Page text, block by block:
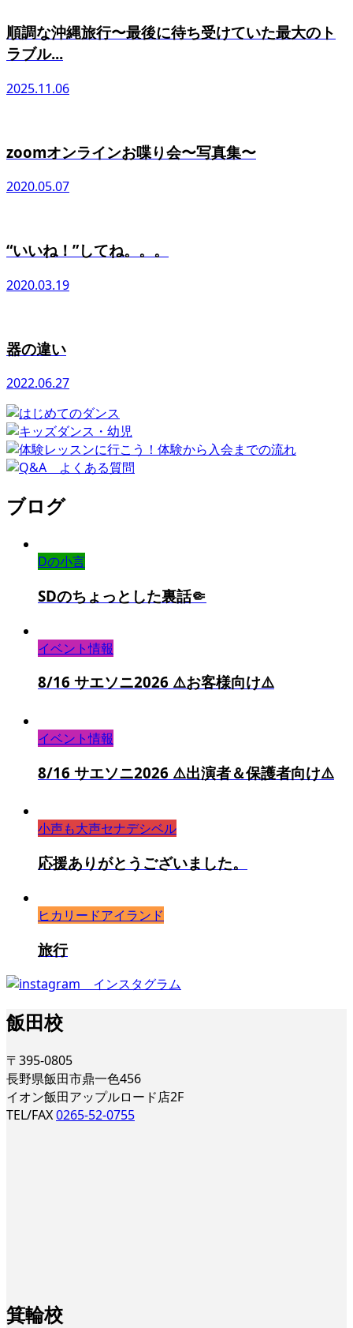
順調な沖縄旅行〜最後に待ち受けていた最大のト
ラブル...
2025.11.06
zoomオンラインお喋り会〜写真集〜
2020.05.07
“いいね！”してね。。。
2020.03.19
器の違い
2022.06.27
ブログ
Dの小言
SDのちょっとした裏話🤏
イベント情報
8/16 サエソニ2026 ⚠️お客様向け⚠️
イベント情報
8/16 サエソニ2026 ⚠️出演者＆保護者向け⚠️
小声も大声セナデシベル
応援ありがとうございました。
ヒカリードアイランド
旅行
飯田校
〒395-0805
長野県飯田市鼎一色456
イオン飯田アップルロード店2F
TEL/FAX0265-52-0755
箕輪校